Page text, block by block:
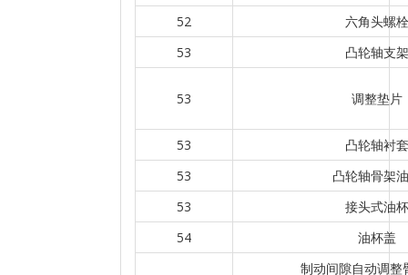
52
六角头螺栓
53
凸轮轴支架
53 调整垫片
53
凸轮轴衬套
53
凸轮轴骨架
53
接头式油杯
54
油杯盖
制动间隙自动调整